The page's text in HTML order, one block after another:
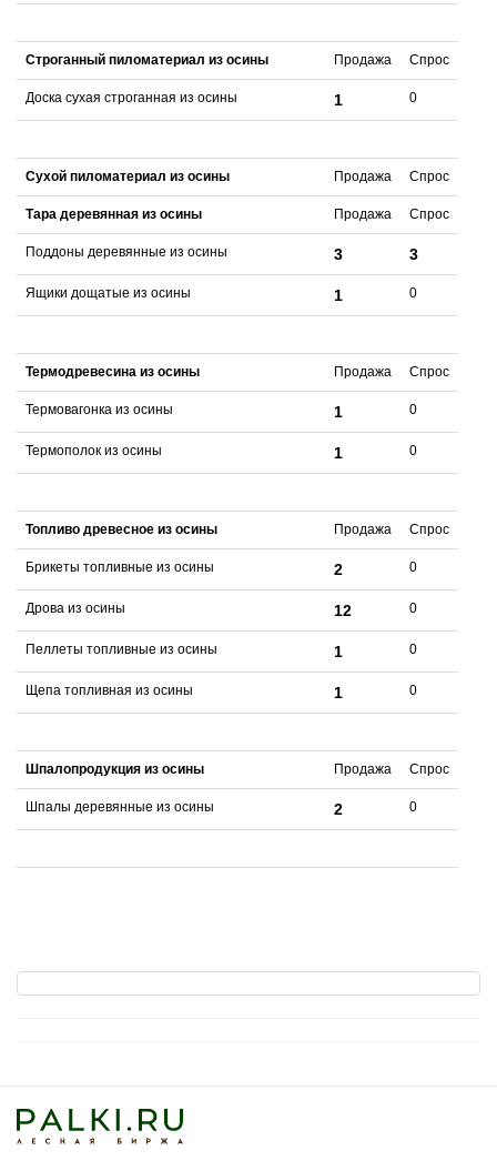
Строганный пиломатериал из осины Продажа Спрос
Доска сухая строганная из осины 1 0
Сухой пиломатериал из осины Продажа Спрос
Тара деревянная из осины Продажа Спрос
Поддоны деревянные из осины 3 3
Ящики дощатые из осины 1 0
Термодревесина из осины Продажа Спрос
Термовагонка из осины 1 0
Термополок из осины 1 0
Топливо древесное из осины Продажа Спрос
Брикеты топливные из осины 2 0
Дрова из осины 12 0
Пеллеты топливные из осины 1 0
Щепа топливная из осины 1 0
Шпалопродукция из осины Продажа Спрос
Шпалы деревянные из осины 2 0